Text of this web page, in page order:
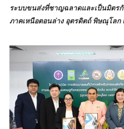
ระบบขนส่งที่ชาญฉลาดและเป็นมิตร
ภาคเหนือตอนล่าง อุตรดิตถ์ พิษณุโลก